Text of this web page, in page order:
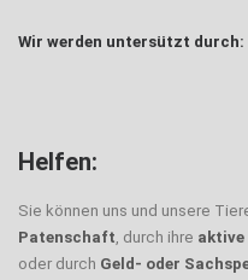
Wir werden untersützt durch:
Helfen:
Sie können uns und unsere
Patenschaft, durch ihre
oder durch Geld- oder